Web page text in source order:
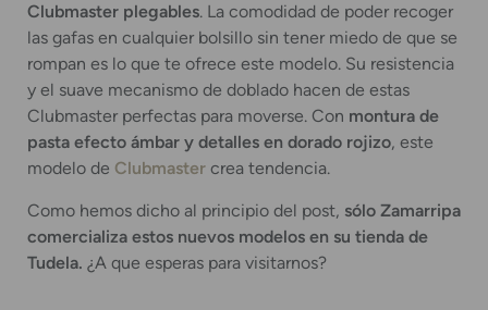
Clubmaster plegables. La comodidad de poder recoger
las gafas en cualquier bolsillo sin tener miedo de que se
rompan es lo que te ofrece este modelo. Su resistencia
y el suave mecanismo de doblado hacen de estas
Clubmaster perfectas para moverse. Con montura de
pasta efecto ámbar y detalles en dorado rojizo, este
modelo de Clubmaster crea tendencia.
Como hemos dicho al principio del post, sólo Zamarripa
comercializa estos nuevos modelos en su tienda de
Tudela. ¿A que esperas para visitarnos?